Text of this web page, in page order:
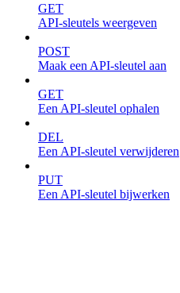
GET
API-sleutels weergeven
POST
Maak een API-sleutel aan
GET
Een API-sleutel ophalen
DEL
Een API-sleutel verwijderen
PUT
Een API-sleutel bijwerken